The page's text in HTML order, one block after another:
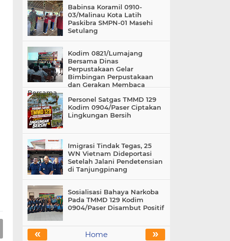
Babinsa Koramil 0910-
03/Malinau Kota Latih
Paskibra SMPN-01 Masehi
Setulang
Kodim 0821/Lumajang
Bersama Dinas
Perpustakaan Gelar
Bimbingan Perpustakaan
dan Gerakan Membaca
Bersama
Personel Satgas TMMD 129
Kodim 0904/Paser Ciptakan
Lingkungan Bersih
Imigrasi Tindak Tegas, 25
WN Vietnam Dideportasi
Setelah Jalani Pendetensian
di Tanjungpinang
Sosialisasi Bahaya Narkoba
Pada TMMD 129 Kodim
0904/Paser Disambut Positif
« »
Home